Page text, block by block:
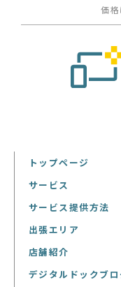
価格
トップページ
サービス
サービス提供方法
出張エリア
店舗紹介
デジタルドックブロ